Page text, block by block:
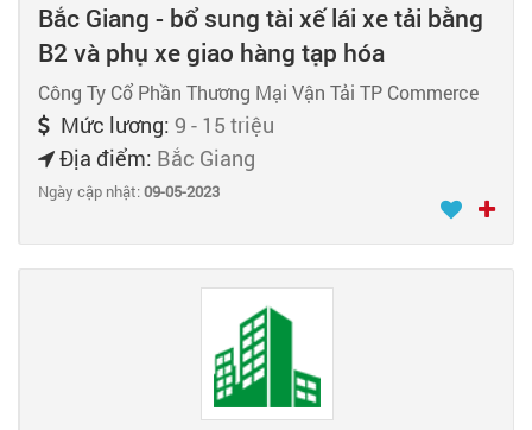
Bắc Giang - bổ sung tài xế lái xe tải bằng
B2 và phụ xe giao hàng tạp hóa
Công Ty Cổ Phần Thương Mại Vận Tải TP Commerce
Mức lương: 9 - 15 triệu
Địa điểm: Bắc Giang
Ngày cập nhật:09-05-2023